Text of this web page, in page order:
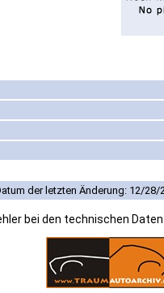
der letzten Änderung: 12/28/
bei den technischen